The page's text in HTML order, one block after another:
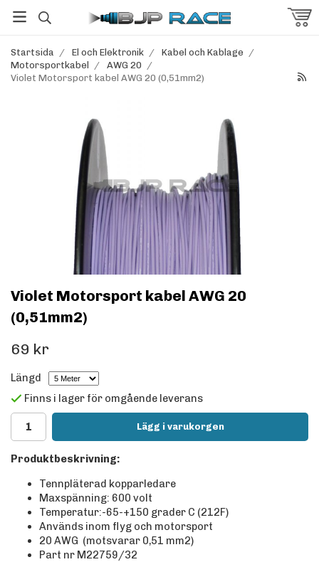
Startsida / El och Elektronik / Kabel och Kablage /
Motorsportkabel
/ AWG 20 /
Violet Motorsport kabel AWG 20 (0,51mm2)
Violet Motorsport kabel AWG 20
(0,51mm2)
69 kr
Längd
Finns i lager för omgående leverans
Lägg i varukorgen
Produktbeskrivning:
Tennpläterad kopparledare
Maxspänning: 600 volt
Temperatur:-65-+150 grader C (212F)
Används inom flyg och motorsport
20 AWG (motsvarar 0,51 mm2)
Part nr M22759/32